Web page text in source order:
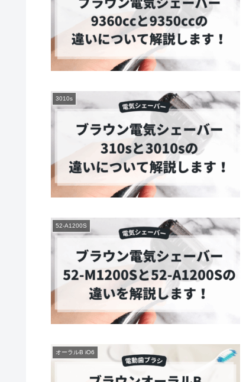
3010s
52-A1200S
オーラルB iO6